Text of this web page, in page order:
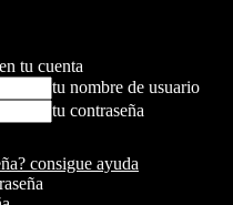
tu cuenta
tu nombre de usuario
tu contraseña
consigue ayuda